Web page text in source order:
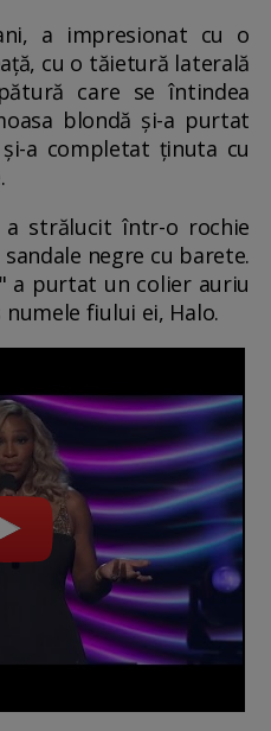
a impresionat cu o
cu o tăietură laterală
care se întindea
blondă și-a purtat
a completat ținuta cu
a strălucit într-o rochie
negre cu barete.
a purtat un colier auriu
fiului ei, Halo.